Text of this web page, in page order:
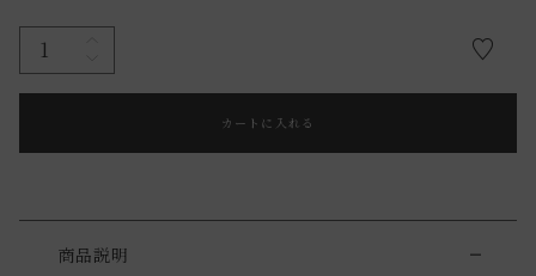
カートに入れる
商品説明